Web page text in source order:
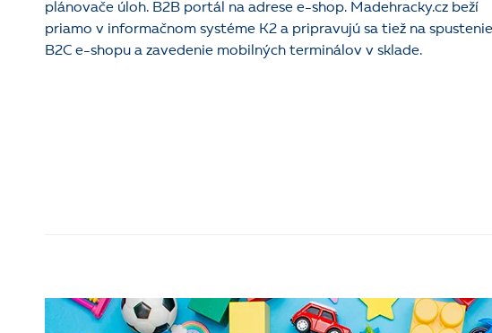
plánovače úloh. B2B portál na adrese e-shop. Madehracky.cz beží
priamo v informačnom systéme K2 a pripravujú sa tiež na spustenie
B2C e-shopu a zavedenie mobilných terminálov v sklade.